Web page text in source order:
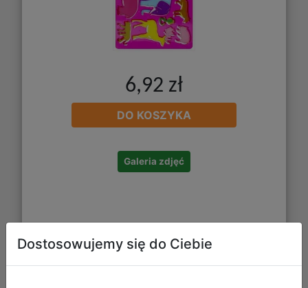
6,92 zł
DO KOSZYKA
Galeria zdjęć
Dostosowujemy się do Ciebie